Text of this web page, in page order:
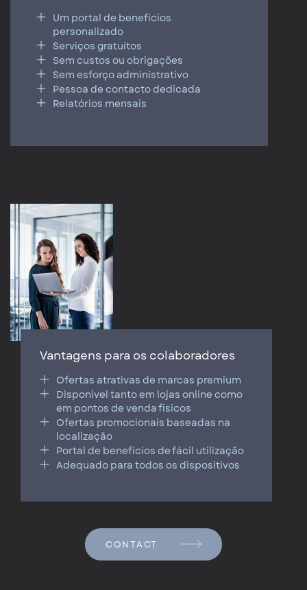
Um portal de benefícios
personalizado
Serviços gratuitos
Sem custos ou obrigações
Sem esforço administrativo
Pessoa de contacto dedicada
Relatórios mensais
Vantagens para os colaboradores
Ofertas atrativas de marcas premium
Disponível tanto em lojas online como
em pontos de venda físicos
Ofertas promocionais baseadas na
localização
Portal de benefícios de fácil utilização
Adequado para todos os dispositivos
CONTACT